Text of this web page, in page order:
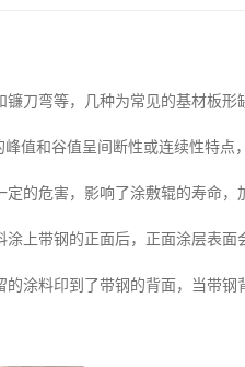
刀弯等，几种为常见的基材板形
值和谷值呈间断性或连续性特点
的危害，影响了涂敷辊的寿命，
上带钢的正面后，正面涂层表面
涂料印到了带钢的背面，当带钢